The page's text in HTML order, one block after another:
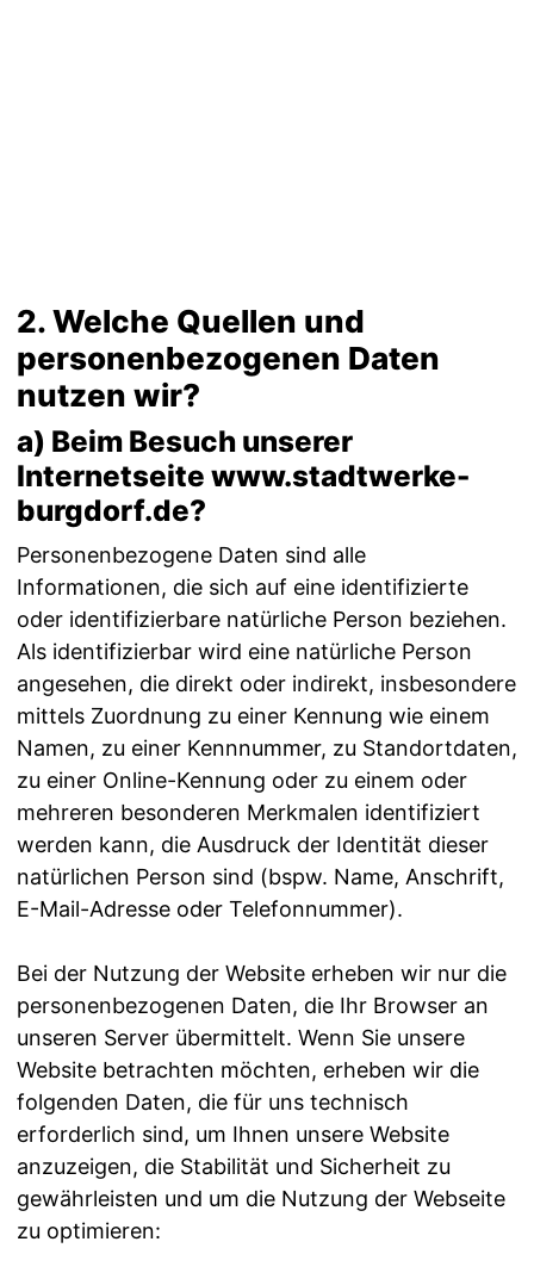
2. Welche Quellen und
personenbezogenen Daten
nutzen wir?
a) Beim Besuch unserer
Internetseite www.stadtwerke-
burgdorf.de?
Personenbezogene Daten sind alle
Informationen, die sich auf eine identifizierte
oder identifizierbare natürliche Person beziehen.
Als identifizierbar wird eine natürliche Person
angesehen, die direkt oder indirekt, insbesondere
mittels Zuordnung zu einer Kennung wie einem
Namen, zu einer Kennnummer, zu Standortdaten,
zu einer Online-Kennung oder zu einem oder
mehreren besonderen Merkmalen identifiziert
werden kann, die Ausdruck der Identität dieser
natürlichen Person sind (bspw. Name, Anschrift,
E-Mail-Adresse oder Telefonnummer).
Bei der Nutzung der Website erheben wir nur die
personenbezogenen Daten, die Ihr Browser an
unseren Server übermittelt. Wenn Sie unsere
Website betrachten möchten, erheben wir die
folgenden Daten, die für uns technisch
erforderlich sind, um Ihnen unsere Website
anzuzeigen, die Stabilität und Sicherheit zu
gewährleisten und um die Nutzung der Webseite
zu optimieren: